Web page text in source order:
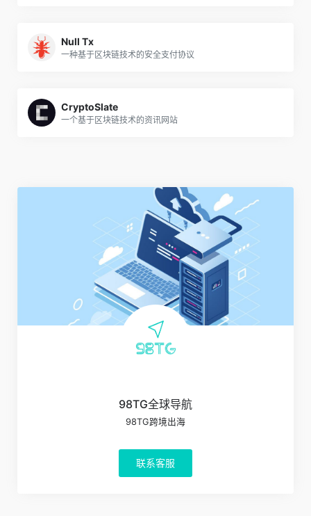
Null Tx
一种基于区块链技术的安全支付协议
CryptoSlate
一个基于区块链技术的资讯网站
98TG全球导航
98TG跨境出海
联系客服